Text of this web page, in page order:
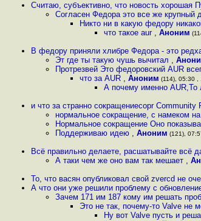
Считаю, субъективно, что новость хорошая
Согласен Федора это все же крупный
Никто ни в какую федору
что такое aur , Аноним
В федору приняли хлибре Федора - это
Эт где ты такую чушь вычитал ,
Протрезвей Это федоровский AUR
что за AUR , Аноним (114), 05:30 ,
А почему именно AUR,То
и что за странно сокращениеcopr
нормальное сокращение, с намеком
Нормальное сокращение Оно
Поддерживаю идею , Аноним (121),
Всё правильно делаете, расшатывайте всё
А таки чем же оно вам так мешает ,
То, что васян опубликовал свой zvercd не
А что они уже решили проблему с
Зачем 171 им 187 кому им решать
Это не так, почему-то Valve не
Ну вот Valve пусть и